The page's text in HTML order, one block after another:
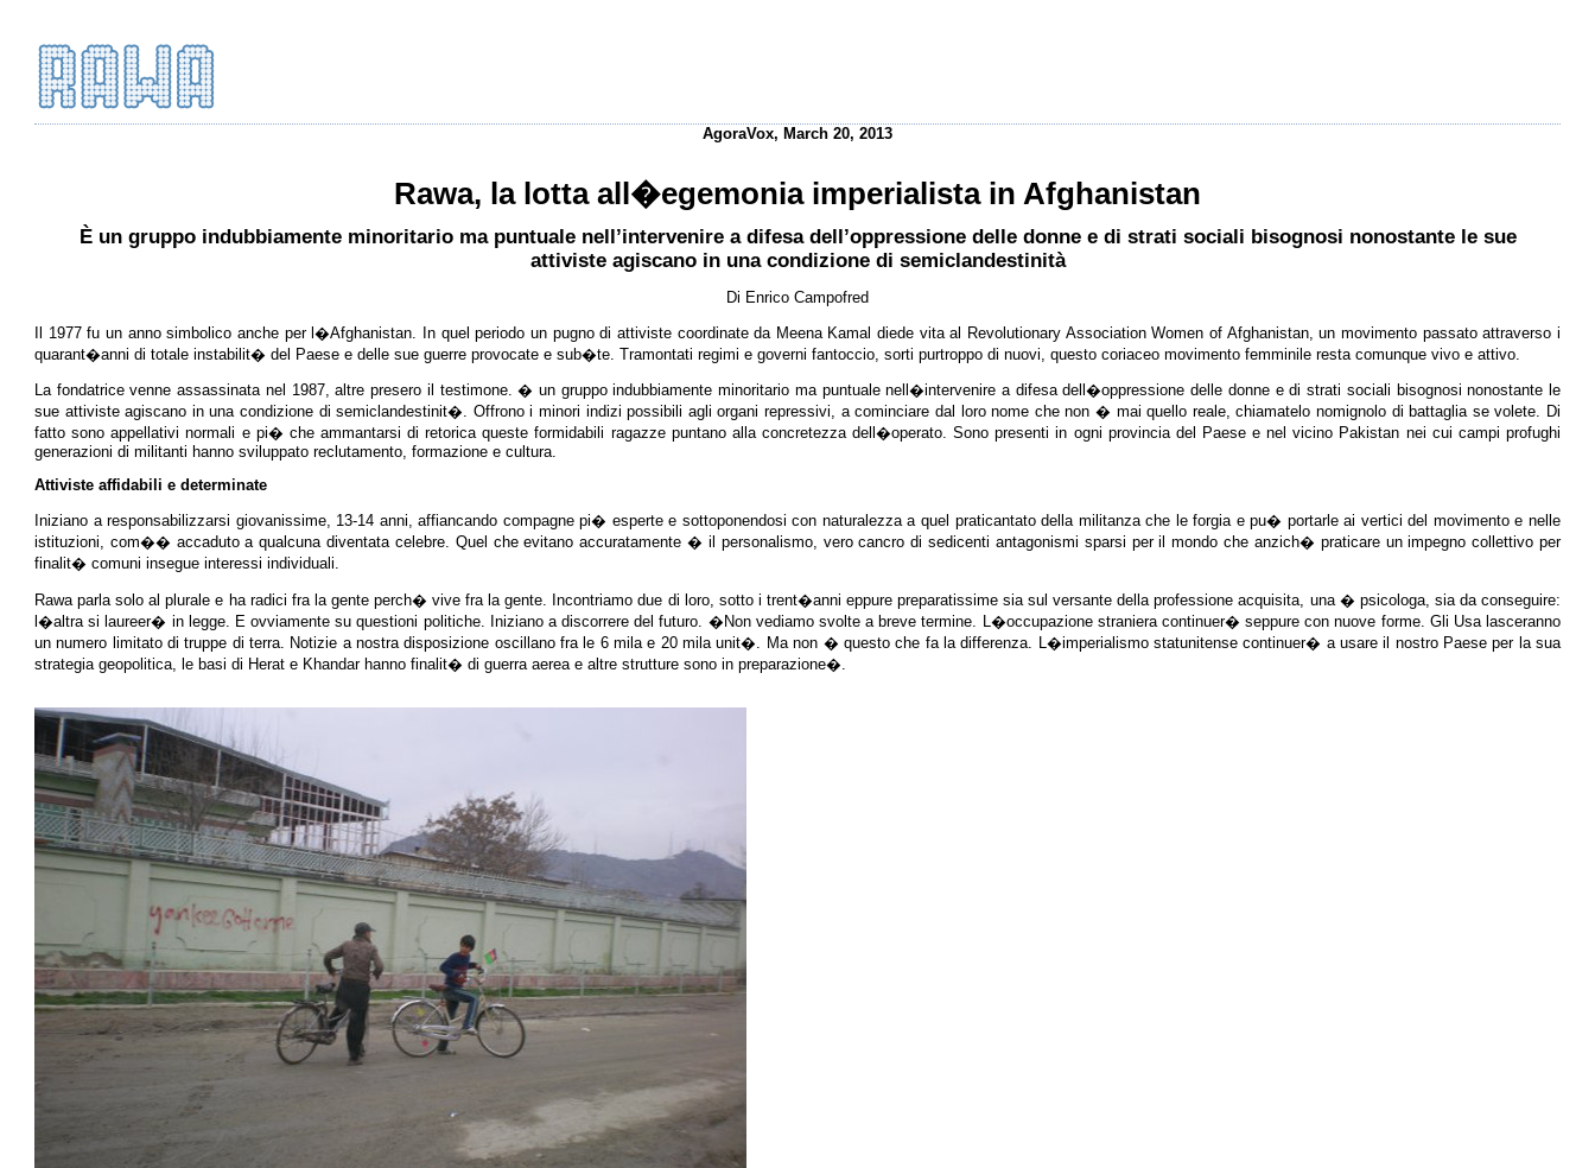
AgoraVox, March 20, 2013
Rawa, la lotta all�egemonia imperialista in Afghanistan
È un gruppo indubbiamente minoritario ma puntuale nell’intervenire a difesa dell’oppressione delle donne e di strati sociali bisognosi nonostante le sue
attiviste agiscano in una condizione di semiclandestinità
Di Enrico Campofred
Il 1977 fu un anno simbolico anche per l�Afghanistan. In quel periodo un pugno di attiviste coordinate da Meena Kamal diede vita al Revolutionary Association Women of Afghanistan, un movimento passato attraverso i
quarant�anni di totale instabilit� del Paese e delle sue guerre provocate e sub�te. Tramontati regimi e governi fantoccio, sorti purtroppo di nuovi, questo coriaceo movimento femminile resta comunque vivo e attivo.
La fondatrice venne assassinata nel 1987, altre presero il testimone. � un gruppo indubbiamente minoritario ma puntuale nell�intervenire a difesa dell�oppressione delle donne e di strati sociali bisognosi nonostante le
sue attiviste agiscano in una condizione di semiclandestinit�. Offrono i minori indizi possibili agli organi repressivi, a cominciare dal loro nome che non � mai quello reale, chiamatelo nomignolo di battaglia se volete. Di
fatto sono appellativi normali e pi� che ammantarsi di retorica queste formidabili ragazze puntano alla concretezza dell�operato. Sono presenti in ogni provincia del Paese e nel vicino Pakistan nei cui campi profughi
generazioni di militanti hanno sviluppato reclutamento, formazione e cultura.
Attiviste affidabili e determinate
Iniziano a responsabilizzarsi giovanissime, 13-14 anni, affiancando compagne pi� esperte e sottoponendosi con naturalezza a quel praticantato della militanza che le forgia e pu� portarle ai vertici del movimento e nelle
istituzioni, com�� accaduto a qualcuna diventata celebre. Quel che evitano accuratamente � il personalismo, vero cancro di sedicenti antagonismi sparsi per il mondo che anzich� praticare un impegno collettivo per
finalit� comuni insegue interessi individuali.
Rawa parla solo al plurale e ha radici fra la gente perch� vive fra la gente. Incontriamo due di loro, sotto i trent�anni eppure preparatissime sia sul versante della professione acquisita, una � psicologa, sia da conseguire:
l�altra si laureer� in legge. E ovviamente su questioni politiche. Iniziano a discorrere del futuro. �Non vediamo svolte a breve termine. L�occupazione straniera continuer� seppure con nuove forme. Gli Usa lasceranno
un numero limitato di truppe di terra. Notizie a nostra disposizione oscillano fra le 6 mila e 20 mila unit�. Ma non � questo che fa la differenza. L�imperialismo statunitense continuer� a usare il nostro Paese per la sua
strategia geopolitica, le basi di Herat e Khandar hanno finalit� di guerra aerea e altre strutture sono in preparazione�.